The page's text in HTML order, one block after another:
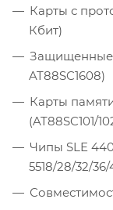
Карты с
Кбит)
Защищенные
AT88SC1608)
Карты
(AT88SC101/
Чипы SLE
5518/28/32/36/